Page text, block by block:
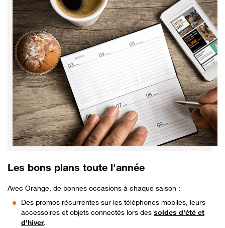
Les bons plans toute l'année
Avec Orange, de bonnes occasions à chaque saison :
Des promos récurrentes sur les téléphones mobiles, leurs
accessoires et objets connectés lors des soldes d'été et
d'hiver.